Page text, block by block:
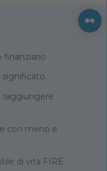
finanziario
significato
raggiungere
con meno e
di vita FIRE